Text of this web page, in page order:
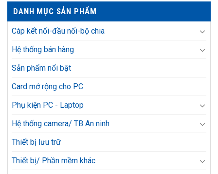
DANH MỤC SẢN PHẨM
Cáp kết nối-đầu nối-bộ chia
Hệ thống bán hàng
Sản phẩm nổi bật
Card mở rộng cho PC
Phụ kiện PC - Laptop
Hệ thống camera/ TB An ninh
Thiết bị lưu trữ
Thiết bị/ Phần mềm khác